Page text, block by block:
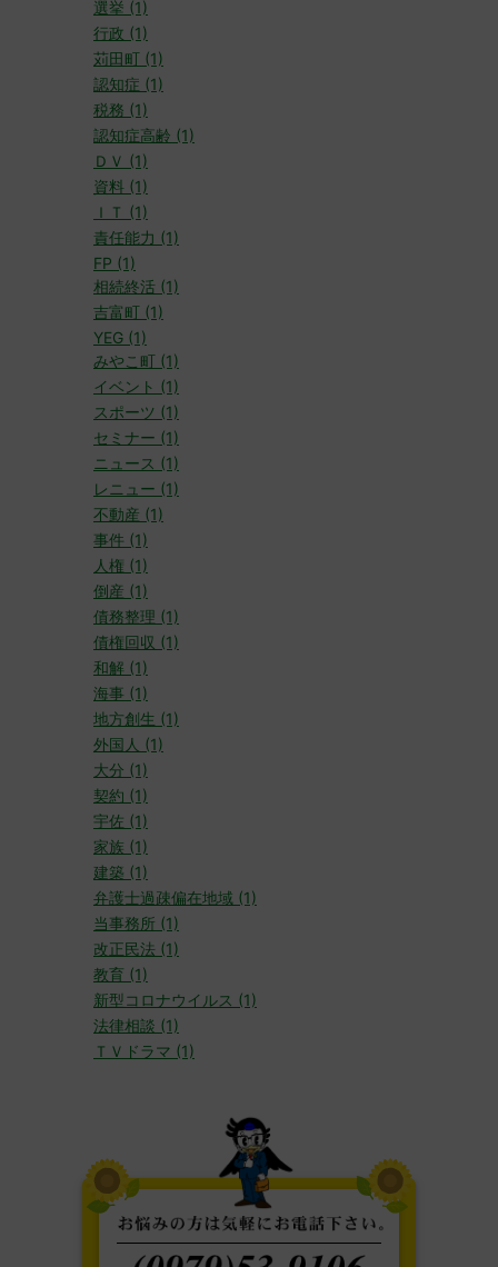
選挙 (1)
行政 (1)
苅田町 (1)
認知症 (1)
税務 (1)
認知症高齢 (1)
ＤＶ (1)
資料 (1)
ＩＴ (1)
責任能力 (1)
FP (1)
相続終活 (1)
吉富町 (1)
YEG (1)
みやこ町 (1)
イベント (1)
スポーツ (1)
セミナー (1)
ニュース (1)
レニュー (1)
不動産 (1)
事件 (1)
人権 (1)
倒産 (1)
債務整理 (1)
債権回収 (1)
和解 (1)
海事 (1)
地方創生 (1)
外国人 (1)
大分 (1)
契約 (1)
宇佐 (1)
家族 (1)
建築 (1)
弁護士過疎偏在地域 (1)
当事務所 (1)
改正民法 (1)
教育 (1)
新型コロナウイルス (1)
法律相談 (1)
ＴＶドラマ (1)